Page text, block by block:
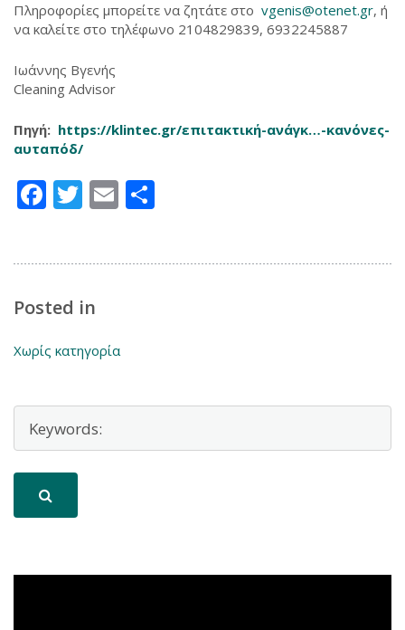
Πληροφορίες μπορείτε να ζητάτε στο vgenis@otenet.gr, ή
να καλείτε στο τηλέφωνο 2104829839, 6932245887
Ιωάννης Βγενής
Cleaning Advisor
Πηγή: https://klintec.gr/επιτακτική-ανάγκ…-κανόνες-
αυταπόδ/
Facebook
Twitter
Email
Posted in
Χωρίς κατηγορία